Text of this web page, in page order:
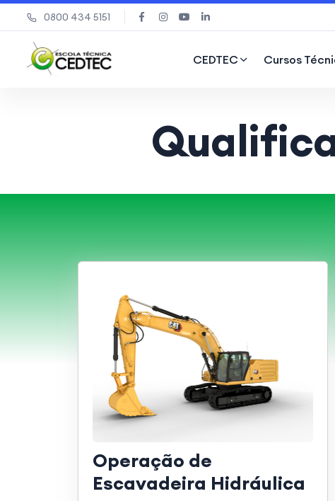
0800 434 5151
CEDTEC Cursos
Operação de
Escavadeira Hidráulica